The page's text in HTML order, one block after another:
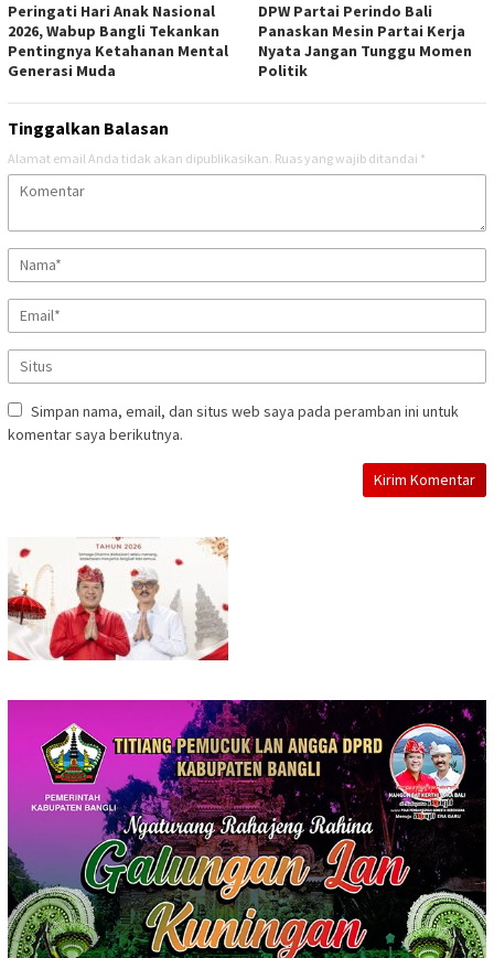
Peringati Hari Anak Nasional
2026, Wabup Bangli Tekankan
Pentingnya Ketahanan Mental
Generasi Muda
DPW Partai Perindo Bali
Panaskan Mesin Partai Kerja
Nyata Jangan Tunggu Momen
Politik
Tinggalkan Balasan
Alamat email Anda tidak akan dipublikasikan. Ruas yang wajib ditandai *
Simpan nama, email, dan situs web saya pada peramban ini untuk
komentar saya berikutnya.